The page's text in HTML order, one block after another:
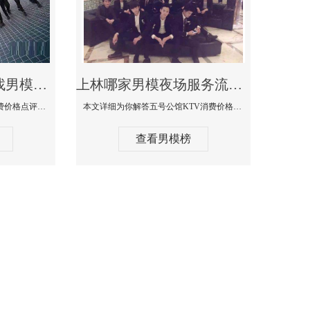
上林那个KTV酒吧找男模帅哥男妓多-普罗旺斯KTV真实口碑点评
本文详细为你解答普罗旺斯消费价格点评，更多关于那个KTV酒吧找男模帅哥最多免费咨询150 99997335微信同步！
上林哪家男模夜场服务流程全面-五号公馆KTV消费价格点评
本文详细为你解答五号公馆KTV消费价格，更多关于哪家男模夜场服务流程全面免费咨询150 99997335微信同步！
查看男模榜